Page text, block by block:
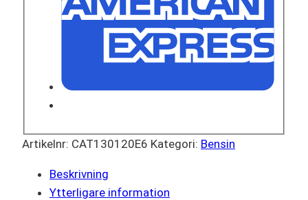
Artikelnr: CAT130120E6 Kategori: Bensin
Beskrivning
Ytterligare information